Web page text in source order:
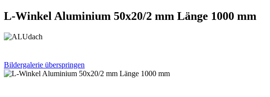
L-Winkel Aluminium 50x20/2 mm Länge 1000 mm
Bildergalerie überspringen